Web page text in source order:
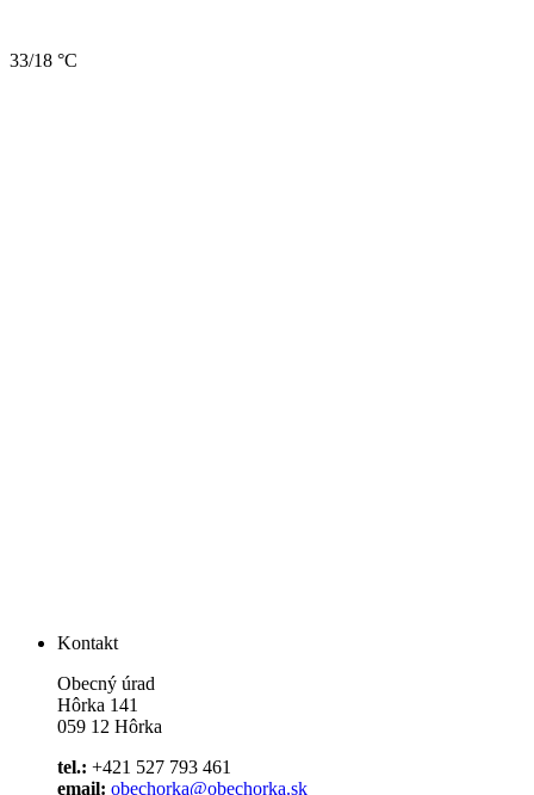
33/18 °C
Kontakt
Obecný úrad
Hôrka 141
059 12 Hôrka
tel.: +421 527 793 461
email: obechorka@obechorka.sk